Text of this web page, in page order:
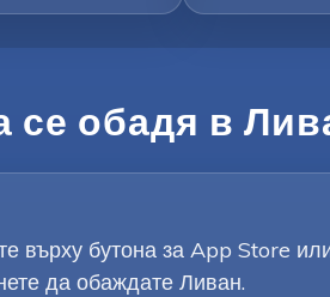
се обадя в
върху бутона за App Store
да обаждате Ливан.